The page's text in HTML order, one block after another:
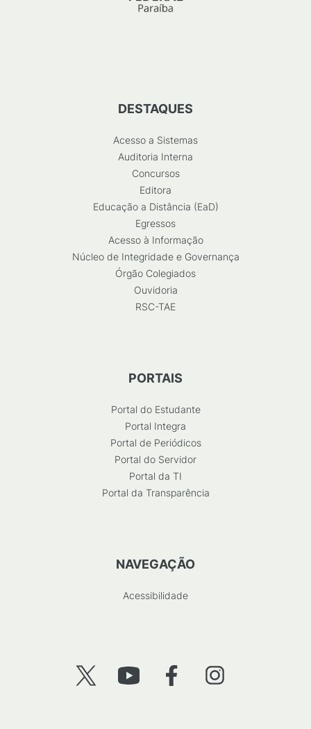
DESTAQUES
Acesso a Sistemas
Auditoria Interna
Concursos
Editora
Educação a Distância (EaD)
Egressos
Acesso à Informação
Núcleo de Integridade e Governança
Órgão Colegiados
Ouvidoria
RSC-TAE
PORTAIS
Portal do Estudante
Portal Integra
Portal de Periódicos
Portal do Servidor
Portal da TI
Portal da Transparência
NAVEGAÇÃO
Acessibilidade